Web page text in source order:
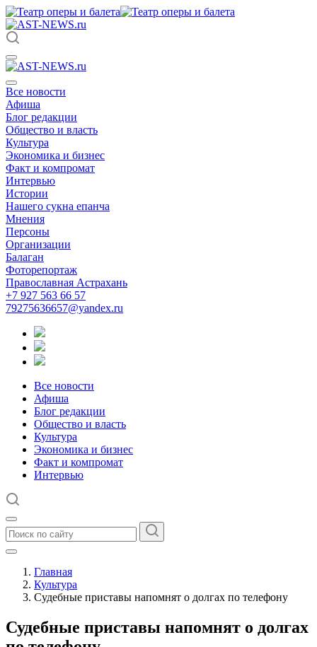
Все новости
Афиша
Блог редакции
Общество и власть
Культура
Экономика и бизнес
Факт и компромат
Интервью
Истории
Нашего сукна епанча
Мнения
Персоны
Организации
Балаган
Фоторепортаж
Православная Астрахань
+7 927 563 66 57
79275636657@yandex.ru
Все новости
Афиша
Блог редакции
Общество и власть
Культура
Экономика и бизнес
Факт и компромат
Интервью
Главная
Культура
Судебные приставы напомнят о долгах по телефону
Судебные приставы напомнят о долгах